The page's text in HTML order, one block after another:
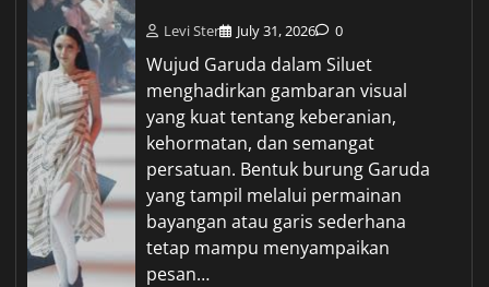
Levi Ster July 31, 2026 0
Wujud Garuda dalam Siluet
menghadirkan gambaran visual
yang kuat tentang keberanian,
kehormatan, dan semangat
persatuan. Bentuk burung Garuda
yang tampil melalui permainan
bayangan atau garis sederhana
tetap mampu menyampaikan
pesan…